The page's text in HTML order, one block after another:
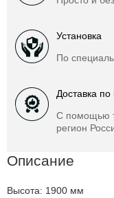
Установка
По
Доставка по
С помощью
регион
Описание
Высота: 1900 мм